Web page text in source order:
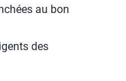
au bon
des